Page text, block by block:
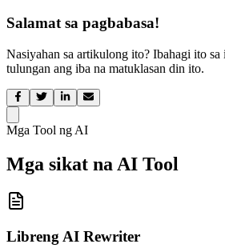
Salamat sa pagbabasa!
Nasiyahan sa artikulong ito? Ibahagi ito
tulungan ang iba na matuklasan din ito.
Mga Tool ng AI
Mga sikat na AI Tool
Libreng AI Rewriter